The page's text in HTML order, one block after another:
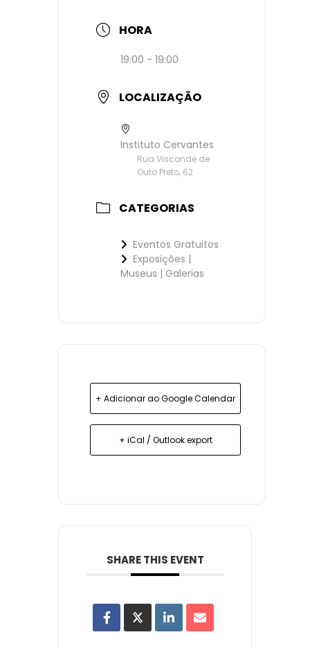
HORA
19:00 - 19:00
LOCALIZAÇÃO
Instituto Cervantes
Rua Visconde de
Outo Preto, 62
CATEGORIAS
Eventos Gratuitos
Exposições |
Museus | Galerias
+ Adicionar ao Google Calendar
+ iCal / Outlook export
SHARE THIS EVENT